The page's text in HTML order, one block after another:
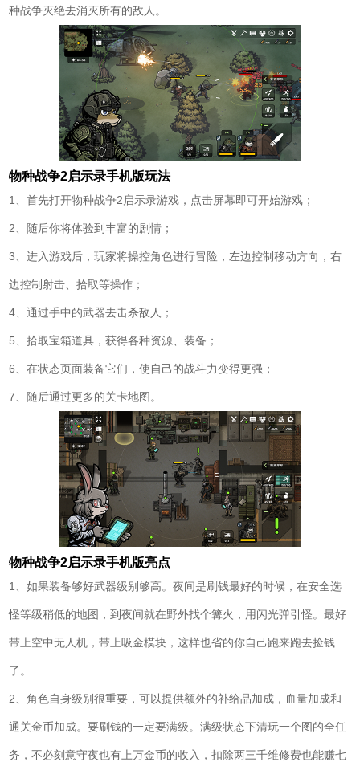
种战争灭绝去消灭所有的敌人。
物种战争2启示录手机版玩法
1、首先打开物种战争2启示录游戏，点击屏幕即可开始游戏；
2、随后你将体验到丰富的剧情；
3、进入游戏后，玩家将操控角色进行冒险，左边控制移动方向，右
边控制射击、拾取等操作；
4、通过手中的武器去击杀敌人；
5、拾取宝箱道具，获得各种资源、装备；
6、在状态页面装备它们，使自己的战斗力变得更强；
7、随后通过更多的关卡地图。
物种战争2启示录手机版亮点
1、如果装备够好武器级别够高。夜间是刷钱最好的时候，在安全选
怪等级稍低的地图，到夜间就在野外找个篝火，用闪光弹引怪。最好
带上空中无人机，带上吸金模块，这样也省的你自己跑来跑去捡钱
了。
2、角色自身级别很重要，可以提供额外的补给品加成，血量加成和
通关金币加成。要刷钱的一定要满级。满级状态下清玩一个图的全任
务，不必刻意守夜也有上万金币的收入，扣除两三千维修费也能赚七